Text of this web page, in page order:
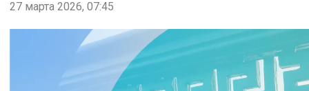
27 марта 2026, 07:45